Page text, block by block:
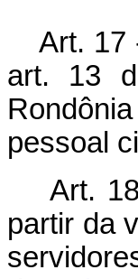
Art. 17
art. 13
pessoal
Art.
partir da